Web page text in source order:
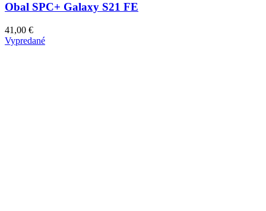
Obal SPC+ Galaxy S21 FE
41,00 €
Vypredané